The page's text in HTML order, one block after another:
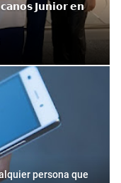
𝗝𝘂𝗻𝗶𝗼𝗿 𝗲𝗻
persona que